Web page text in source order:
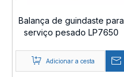
Balança de guindaste para
serviço pesado LP7650
Adicionar a cesta